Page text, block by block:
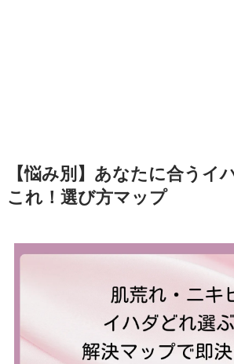
【悩み別】あなたに合うイ
これ！選び方マップ